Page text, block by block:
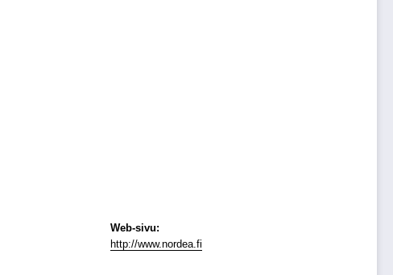
Web-sivu:
http://www.nordea.fi